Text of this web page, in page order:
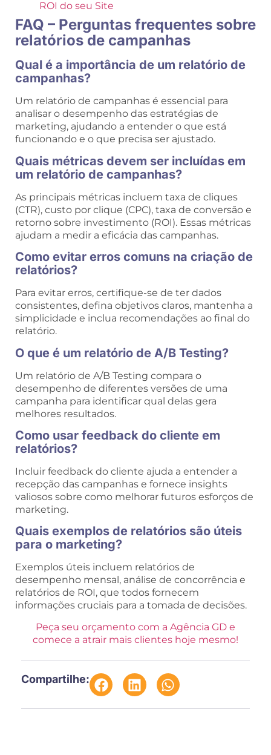
ROI do seu Site
FAQ – Perguntas frequentes sobre
relatórios de campanhas
Qual é a importância de um relatório de
campanhas?
Um relatório de campanhas é essencial para
analisar o desempenho das estratégias de
marketing, ajudando a entender o que está
funcionando e o que precisa ser ajustado.
Quais métricas devem ser incluídas em
um relatório de campanhas?
As principais métricas incluem taxa de cliques
(CTR), custo por clique (CPC), taxa de conversão e
retorno sobre investimento (ROI). Essas métricas
ajudam a medir a eficácia das campanhas.
Como evitar erros comuns na criação de
relatórios?
Para evitar erros, certifique-se de ter dados
consistentes, defina objetivos claros, mantenha a
simplicidade e inclua recomendações ao final do
relatório.
O que é um relatório de A/B Testing?
Um relatório de A/B Testing compara o
desempenho de diferentes versões de uma
campanha para identificar qual delas gera
melhores resultados.
Como usar feedback do cliente em
relatórios?
Incluir feedback do cliente ajuda a entender a
recepção das campanhas e fornece insights
valiosos sobre como melhorar futuros esforços de
marketing.
Quais exemplos de relatórios são úteis
para o marketing?
Exemplos úteis incluem relatórios de
desempenho mensal, análise de concorrência e
relatórios de ROI, que todos fornecem
informações cruciais para a tomada de decisões.
Peça seu orçamento com a Agência GD e
comece a atrair mais clientes hoje mesmo!
Compartilhe: